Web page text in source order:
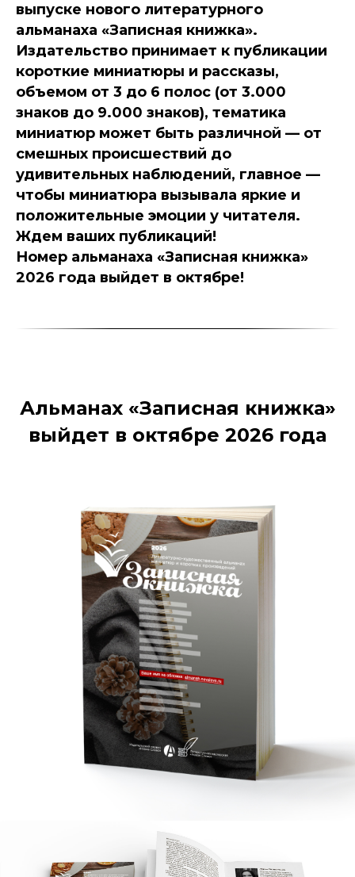
выпуске нового литературного
альманаха «Записная книжка».
Издательство принимает к публикации
короткие миниатюры и рассказы,
объемом от 3 до 6 полос (от 3.000
знаков до 9.000 знаков), тематика
миниатюр может быть различной — от
смешных происшествий до
удивительных наблюдений, главное —
чтобы миниатюра вызывала яркие и
положительные эмоции у читателя.
Ждем ваших публикаций!
Номер альманаха «Записная книжка»
2026 года выйдет в октябре!
Альманах «Записная книжка»
выйдет в октябре 2026 года